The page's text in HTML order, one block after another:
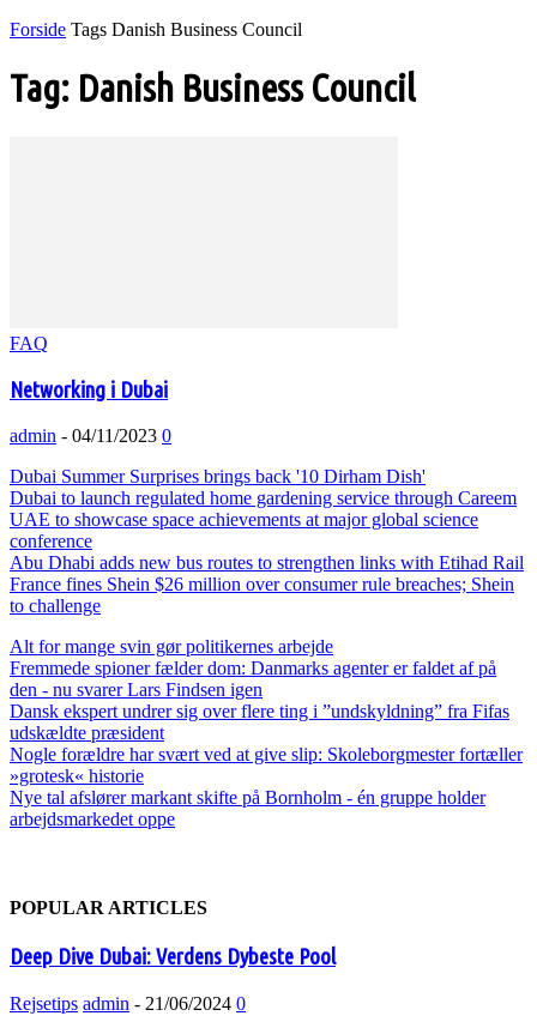
Forside Tags Danish Business Council
Tag: Danish Business Council
FAQ
Networking i Dubai
admin - 04/11/2023 0
Dubai Summer Surprises brings back '10 Dirham Dish'
Dubai to launch regulated home gardening service through Careem
UAE to showcase space achievements at major global science
conference
Abu Dhabi adds new bus routes to strengthen links with Etihad Rail
France fines Shein $26 million over consumer rule breaches; Shein
to challenge
Alt for mange svin gør politikernes arbejde
Fremmede spioner fælder dom: Danmarks agenter er faldet af på
den - nu svarer Lars Findsen igen
Dansk ekspert undrer sig over flere ting i ”undskyldning” fra Fifas
udskældte præsident
Nogle forældre har svært ved at give slip: Skoleborgmester fortæller
»grotesk« historie
Nye tal afslører markant skifte på Bornholm - én gruppe holder
arbejdsmarkedet oppe
POPULAR ARTICLES
Deep Dive Dubai: Verdens Dybeste Pool
Rejsetips admin - 21/06/2024 0